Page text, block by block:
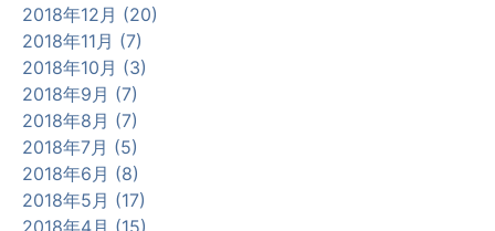
2018年12月 (20)
2018年11月 (7)
2018年10月 (3)
2018年9月 (7)
2018年8月 (7)
2018年7月 (5)
2018年6月 (8)
2018年5月 (17)
2018年4月 (15)